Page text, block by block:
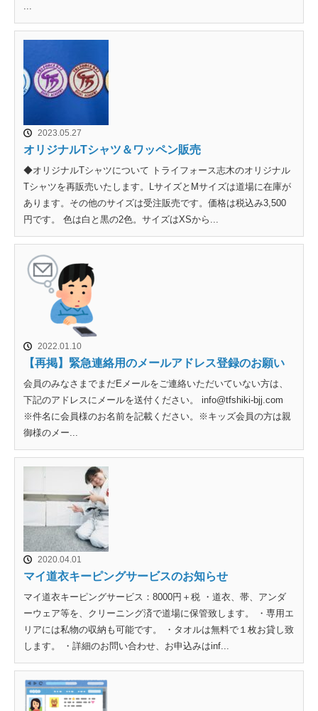
...
2023.05.27
オリジナルTシャツ＆ワッペン販売
◆オリジナルTシャツについて トライフォース志木のオリジナル
Tシャツを再販売いたします。LサイズとMサイズは道場に在庫が
あります。その他のサイズは受注販売です。価格は税込み3,500
円です。 色は白と黒の2色。サイズはXSから...
2022.01.10
【再掲】緊急連絡用のメールアドレス登録のお願い
会員のみなさまでまだEメールをご連絡いただいていない方は、
下記のアドレスにメールを送付ください。 info@tfshiki-bjj.com
※件名に会員様のお名前を記載ください。※キッズ会員の方は親
御様のメー...
2020.04.01
マイ道衣キーピングサービスのお知らせ
マイ道衣キーピングサービス：8000円＋税 ・道衣、帯、アンダ
ーウェア等を、クリーニング済で道場に保管致します。 ・専用エ
リアには私物の収納も可能です。 ・タオルは無料で１枚お貸し致
します。 ・詳細のお問い合わせ、お申込みはinf...